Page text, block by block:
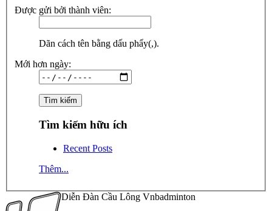
Được gửi bởi thành viên:
Dãn cách tên bằng dấu phẩy(,).
Mới hơn ngày:
Tìm kiếm hữu ích
Recent Posts
Thêm...
Diễn Đàn Cầu Lông Vnbadminton